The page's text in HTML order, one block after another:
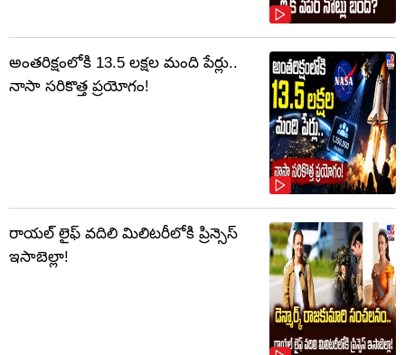
అంతరిక్షంలోకి 13.5 లక్షల మంది పేర్లు..
నాసా సరికొత్త ప్రయోగం!
రాయల్ లైఫ్ వదిలి మిలిటరీలోకి ప్రిన్సెస్
ఇసాబెల్లా!